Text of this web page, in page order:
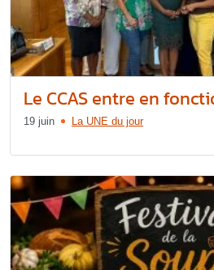
Le CCAS entre en
19 juin La UNE du jour